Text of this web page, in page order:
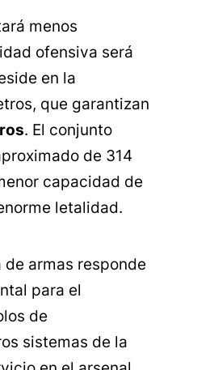
menos
ofensiva será
en la
que garantizan
. El conjunto
de 314
capacidad de
letalidad.
armas responde
para el
de
sistemas de la